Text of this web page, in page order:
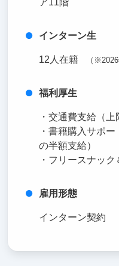
ア11階
インターン生
12人在籍 （
福利厚生
・交通費支給（上
・書籍購入サポ
の半額支給）
・フリースナック
雇用形態
インターン契約